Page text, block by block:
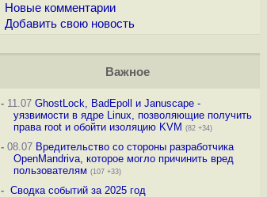
Новые комментарии
Добавить свою новость
Важное
-11.07 GhostLock, BadEpoll и Januscape -
уязвимости в ядре Linux, позволяющие получить
права root и обойти изоляцию KVM (82 +34)
-08.07 Вредительство со стороны разработчика
OpenMandriva, которое могло причинить вред
пользователям (107 +33)
- Сводка событий за 2025 год